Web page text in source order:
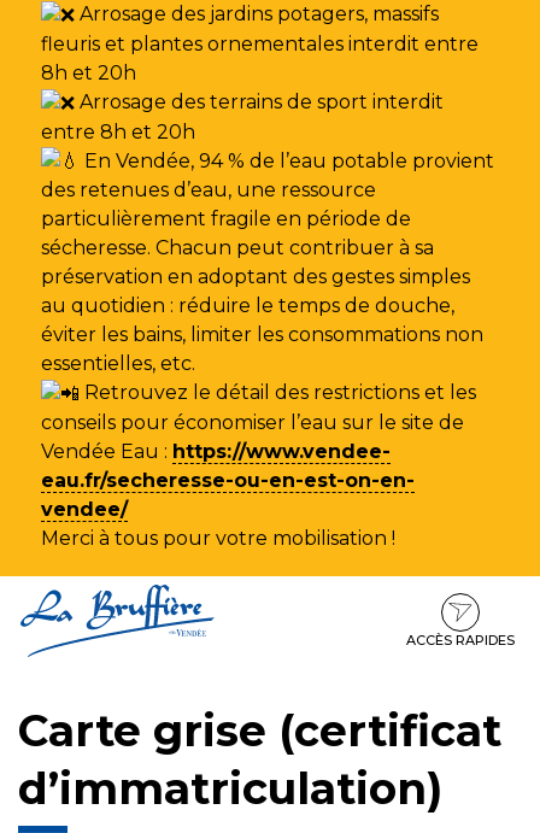
Arrosage des jardins potagers, massifs
fleuris et plantes ornementales interdit entre
8h et 20h
Arrosage des terrains de sport interdit
entre 8h et 20h
En Vendée, 94 % de l’eau potable provient
des retenues d’eau, une ressource
particulièrement fragile en période de
sécheresse. Chacun peut contribuer à sa
préservation en adoptant des gestes simples
au quotidien : réduire le temps de douche,
éviter les bains, limiter les consommations non
essentielles, etc.
Retrouvez le détail des restrictions et les
conseils pour économiser l’eau sur le site de
Vendée Eau : https://www.vendee-
eau.fr/secheresse-ou-en-est-on-en-
vendee/
Merci à tous pour votre mobilisation !
au
contenu
au
ACCÈS RAPIDES
Carte grise (certificat
d’immatriculation)